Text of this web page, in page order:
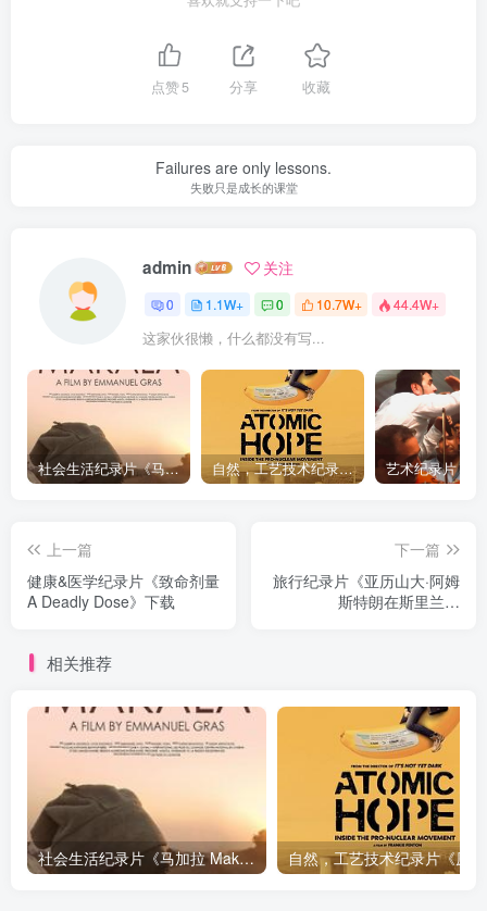
点赞5 分享 收藏
Failures are only lessons.
失败只是成长的课堂
admin 关注
0 1.1W+ 0 10.7W+ 44.4W+
这家伙很懒，什么都没有写...
社会生活纪录片《马加拉 Makala》下载 自然，工艺技术纪录片《原子能的希望 Atomic Hope – Inside the Pro-Nuclear Movement》下载
上一篇
健康&医学纪录片《致命剂量
A Deadly Dose》下载
下一篇
旅行纪录片《亚历山大·阿姆
斯特朗在斯里兰卡
相关推荐
社会生活纪录片《马加拉 Makala》下载